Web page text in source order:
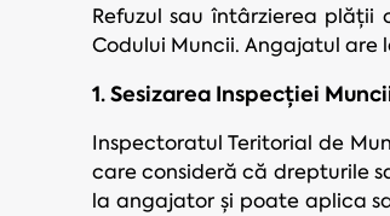
Refuzul sau întârzierea
Codului Muncii. Angajatul
1. Sesizarea Inspecției
Inspectoratul Teritorial de
care consideră că drepturile
la angajator și poate aplica